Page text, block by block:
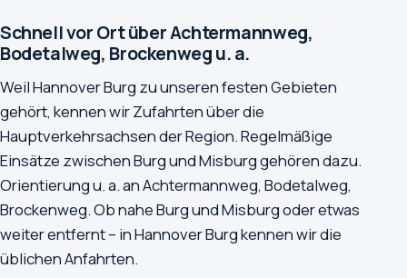
Schnell vor Ort über Achtermannweg,
Bodetalweg, Brockenweg u. a.
Weil Hannover Burg zu unseren festen Gebieten
gehört, kennen wir Zufahrten über die
Hauptverkehrsachsen der Region. Regelmäßige
Einsätze zwischen Burg und Misburg gehören dazu.
Orientierung u. a. an Achtermannweg, Bodetalweg,
Brockenweg. Ob nahe Burg und Misburg oder etwas
weiter entfernt – in Hannover Burg kennen wir die
üblichen Anfahrten.